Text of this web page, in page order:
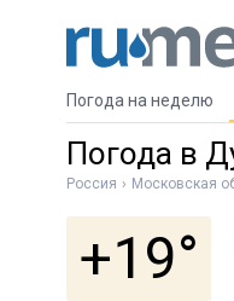
Погода на неделю
Погода в
Россия Московская
+19°